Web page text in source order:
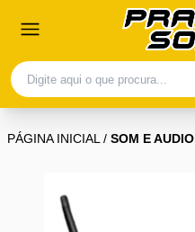
PÁGINA INICIAL/ SOM E AUDIO